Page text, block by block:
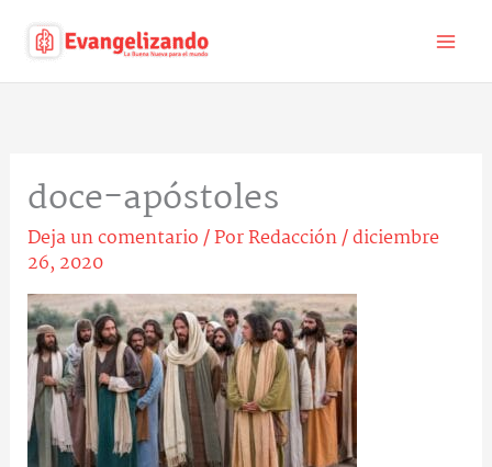
doce-apóstoles
Deja un comentario/ PorRedacción/diciembre
26, 2020